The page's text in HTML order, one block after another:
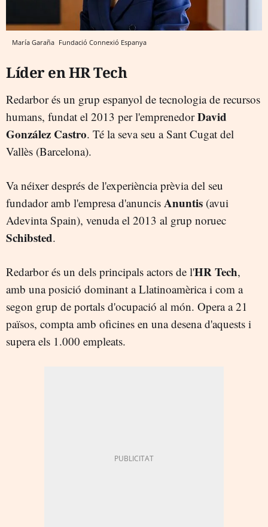
María Garaña Fundació Connexió Espanya
Líder en HR Tech
Redarbor és un grup espanyol de tecnologia de recursos
humans, fundat el 2013 per l'emprenedorDavid
González Castro. Té la seva seu a Sant Cugat del
Vallès (Barcelona).
Va néixer després de l'experiència prèvia del seu
fundador amb l'empresa d'anuncis Anuntis (avui
Adevinta Spain), venuda el 2013 al grup noruec
Schibsted.
Redarbor és un dels principals actors de l'HR Tech,
amb una posició dominant a Llatinoamèrica i com a
segon grup de portals d'ocupació al món. Opera a 21
països, compta amb oficines en una desena d'aquests i
supera els 1.000 empleats.